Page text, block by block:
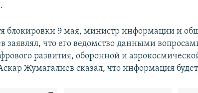
блокировки 9 мая, министр информации и
заявлял, что его ведомство данными
развития, оборонной и
Жумагалиев сказал, что информация